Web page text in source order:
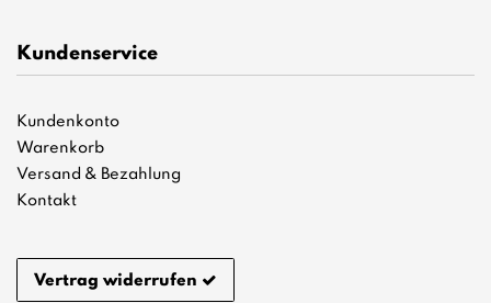
Kundenservice
Kundenkonto
Warenkorb
Versand & Bezahlung
Kontakt
Vertrag widerrufen